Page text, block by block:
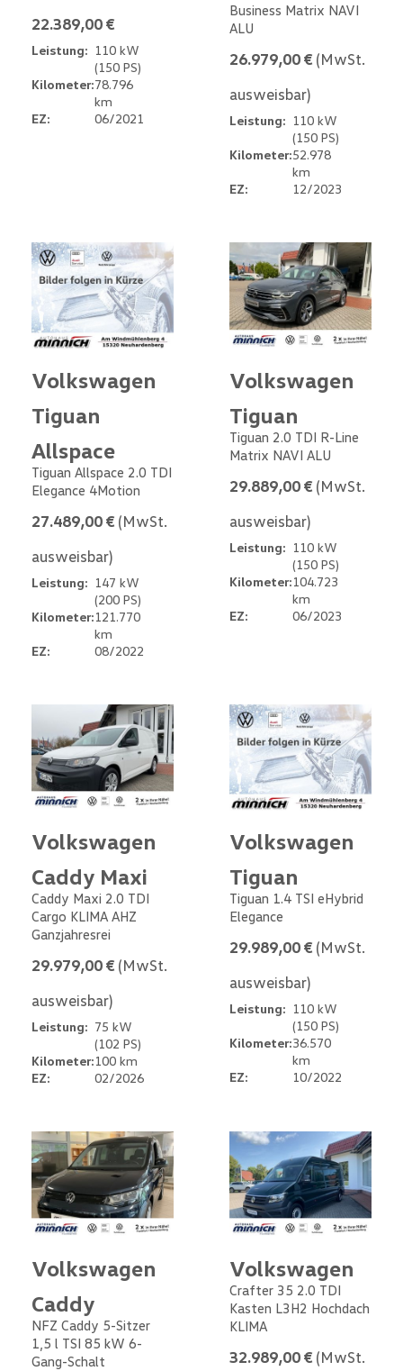
22.389,00 €
Leistung: 110 kW
(150 PS)
Kilometer:78.796
km
EZ:
06/2021
Business Matrix NAVI
ALU
26.979,00 € (MwSt.
ausweisbar)
Leistung: 110 kW
(150 PS)
Kilometer:52.978
km
EZ:
12/2023
Volkswagen
Tiguan
Allspace
Tiguan Allspace 2.0 TDI
Elegance 4Motion
27.489,00 € (MwSt.
ausweisbar)
Leistung: 147 kW
(200 PS)
Kilometer:121.770
km
EZ:
08/2022
Volkswagen
Tiguan
Tiguan 2.0 TDI R-Line
Matrix NAVI ALU
29.889,00 € (MwSt.
ausweisbar)
Leistung: 110 kW
(150 PS)
Kilometer:104.723
km
EZ:
06/2023
Volkswagen
Caddy Maxi
Caddy Maxi 2.0 TDI
Cargo KLIMA AHZ
Ganzjahresrei
29.979,00 € (MwSt.
ausweisbar)
Leistung: 75 kW
(102 PS)
Kilometer:100 km
EZ:
02/2026
Volkswagen
Tiguan
Tiguan 1.4 TSI eHybrid
Elegance
29.989,00 € (MwSt.
ausweisbar)
Leistung: 110 kW
(150 PS)
Kilometer:36.570
km
EZ:
10/2022
Volkswagen
Caddy
NFZ Caddy 5-Sitzer
1,5 l TSI 85 kW 6-
Gang-Schalt
Volkswagen
Crafter 35 2.0 TDI
Kasten L3H2 Hochdach
KLIMA
32.989,00 € (MwSt.